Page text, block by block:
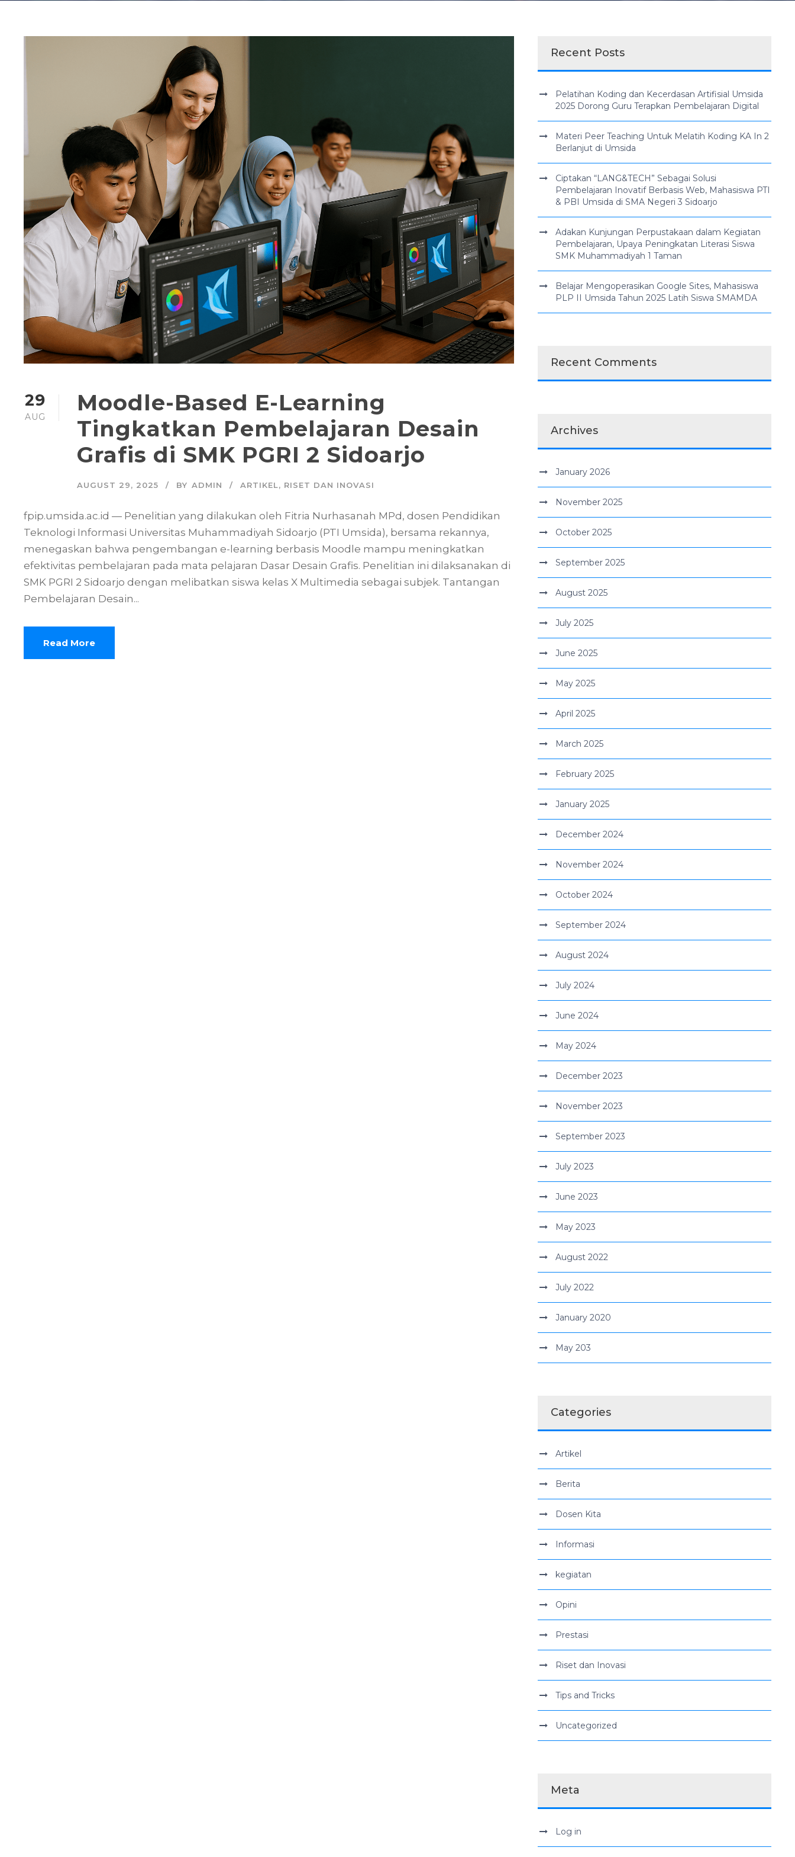
29
AUG
Moodle-Based E-Learning
Tingkatkan Pembelajaran Desain
Grafis di SMK PGRI 2 Sidoarjo
AUGUST 29, 2025 BY ADMIN ARTIKEL, RISET DAN INOVASI
fpip.umsida.ac.id — Penelitian yang dilakukan oleh Fitria Nurhasanah MPd, dosen Pendidikan
Teknologi Informasi Universitas Muhammadiyah Sidoarjo (PTI Umsida), bersama rekannya,
menegaskan bahwa pengembangan e-learning berbasis Moodle mampu meningkatkan
efektivitas pembelajaran pada mata pelajaran Dasar Desain Grafis. Penelitian ini dilaksanakan di
SMK PGRI 2 Sidoarjo dengan melibatkan siswa kelas X Multimedia sebagai subjek. Tantangan
Pembelajaran Desain...
Read More
Recent Posts
Pelatihan Koding dan Kecerdasan Artifisial Umsida
2025 Dorong Guru Terapkan Pembelajaran Digital
Materi Peer Teaching Untuk Melatih Koding KA In 2
Berlanjut di Umsida
Ciptakan “LANG&TECH” Sebagai Solusi
Pembelajaran Inovatif Berbasis Web, Mahasiswa PTI
& PBI Umsida di SMA Negeri 3 Sidoarjo
Adakan Kunjungan Perpustakaan dalam Kegiatan
Pembelajaran, Upaya Peningkatan Literasi Siswa
SMK Muhammadiyah 1 Taman
Belajar Mengoperasikan Google Sites, Mahasiswa
PLP II Umsida Tahun 2025 Latih Siswa SMAMDA
Recent Comments
Archives
January 2026
November 2025
October 2025
September 2025
August 2025
July 2025
June 2025
May 2025
April 2025
March 2025
February 2025
January 2025
December 2024
November 2024
October 2024
September 2024
August 2024
July 2024
June 2024
May 2024
December 2023
November 2023
September 2023
July 2023
June 2023
May 2023
August 2022
July 2022
January 2020
May 203
Categories
Artikel
Berita
Dosen Kita
Informasi
kegiatan
Opini
Prestasi
Riset dan Inovasi
Tips and Tricks
Uncategorized
Meta
Log in